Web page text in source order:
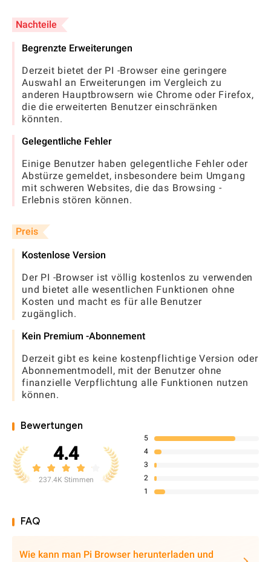
Nachteile
Begrenzte Erweiterungen
Derzeit bietet der PI -Browser eine geringere
Auswahl an Erweiterungen im Vergleich zu
anderen Hauptbrowsern wie Chrome oder Firefox,
die die erweiterten Benutzer einschränken
könnten.
Gelegentliche Fehler
Einige Benutzer haben gelegentliche Fehler oder
Abstürze gemeldet, insbesondere beim Umgang
mit schweren Websites, die das Browsing -
Erlebnis stören können.
Preis
Kostenlose Version
Der PI -Browser ist völlig kostenlos zu verwenden
und bietet alle wesentlichen Funktionen ohne
Kosten und macht es für alle Benutzer
zugänglich.
Kein Premium -Abonnement
Derzeit gibt es keine kostenpflichtige Version oder
Abonnementmodell, mit der Benutzer ohne
finanzielle Verpflichtung alle Funktionen nutzen
können.
Bewertungen
4.4
237.4K Stimmen
5
4
3
2
1
FAQ
Wie kann man Pi Browser herunterladen und